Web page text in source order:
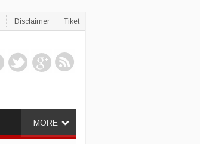
Disclaimer Tiket
MORE